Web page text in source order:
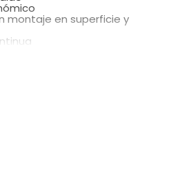
montaje en superficie y